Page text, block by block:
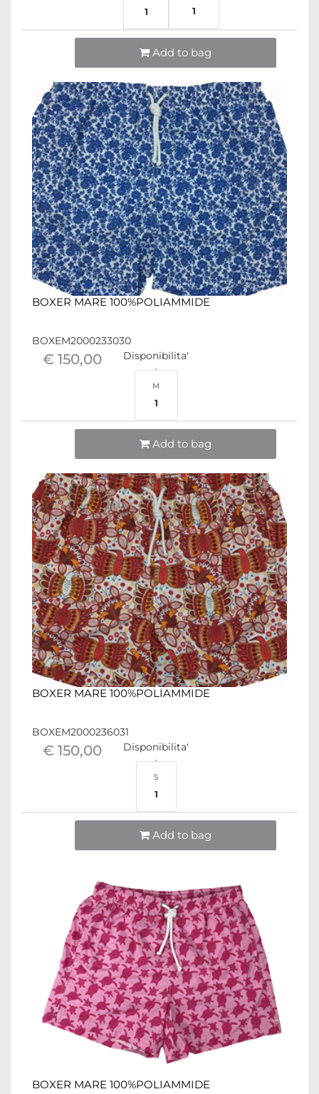
1 1
Add to bag
BOXER MARE 100%POLIAMMIDE
BOXEM2000233030
€ 150,00 Disponibilita'
M
1
Add to bag
BOXER MARE 100%POLIAMMIDE
BOXEM2000236031
€ 150,00 Disponibilita'
S
1
Add to bag
BOXER MARE 100%POLIAMMIDE